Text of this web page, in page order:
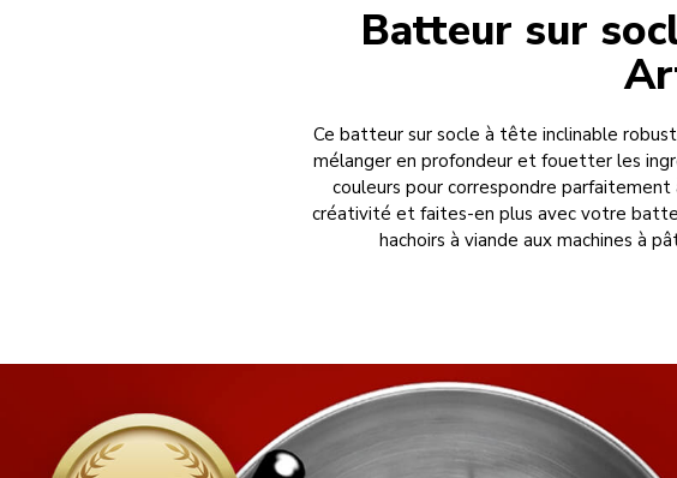
Batteur sur
Ce batteur sur socle à tête inclinable
mélanger en profondeur et fouetter les
couleurs pour correspondre
créativité et faites-en plus avec votre
hachoirs à viande aux machines à